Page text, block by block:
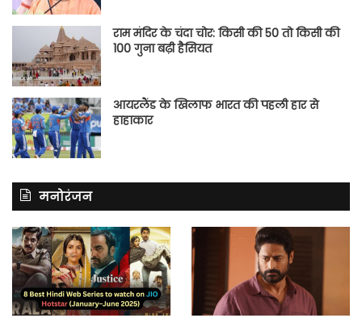
राम मंदिर के चंदा चोर: किसी की 50 तो किसी की
100 गुना बढ़ी हैसियत
आयरलैंड के खिलाफ भारत की पहली हार से
हाहाकार
मनोरंजन